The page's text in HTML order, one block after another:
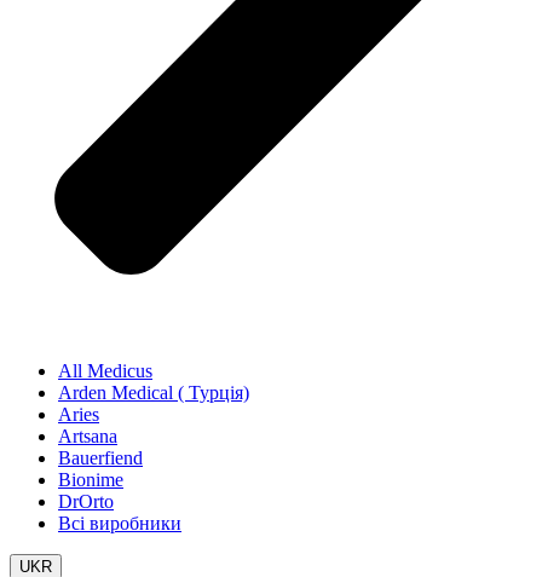
All Medicus
Arden Medical ( Турція)
Aries
Artsana
Bauerfiend
Bionime
DrOrto
Всі виробники
UKR